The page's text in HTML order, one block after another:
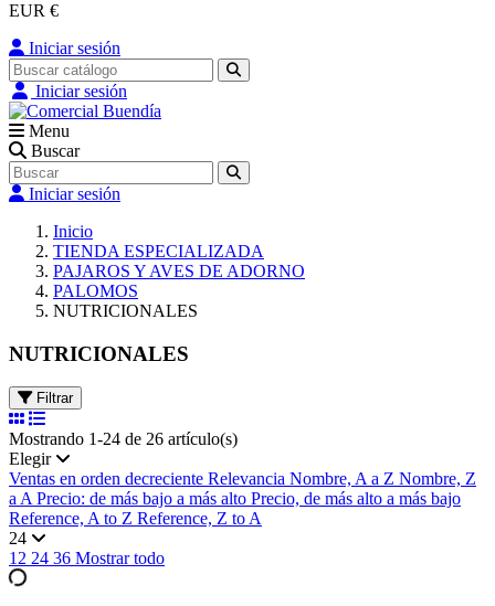
EUR €
Iniciar sesión
Iniciar sesión
Menu
Buscar
Iniciar sesión
Inicio
TIENDA ESPECIALIZADA
PAJAROS Y AVES DE ADORNO
PALOMOS
NUTRICIONALES
NUTRICIONALES
Filtrar
Mostrando 1-24 de 26 artículo(s)
Elegir
Ventas en orden decreciente Relevancia Nombre, A a Z Nombre, Z
a APrecio: de más bajo a más alto Precio, de más alto a más bajo
Reference, A to Z Reference, Z to A
24
12 24 36 Mostrar todo